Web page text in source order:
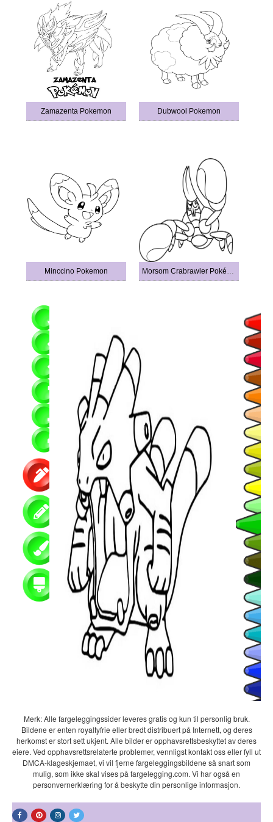
Zamazenta Pokemon Dubwool Pokemon
Minccino Pokemon Morsom Crabrawler Pokémon
Merk: Alle fargeleggingssider leveres gratis og kun til personlig bruk.
Bildene er enten royaltyfrie eller bredt distribuert på Internett, og deres
herkomst er stort sett ukjent. Alle bilder er opphavsrettsbeskyttet av deres
eiere. Ved opphavsrettsrelaterte problemer, vennligst kontakt oss eller fyll ut
DMCA-klageskjemaet, vi vil fjerne fargeleggingsbildene så snart som
mulig, som ikke skal vises på fargelegging.com. Vi har også en
personvernerklæring for å beskytte din personlige informasjon.